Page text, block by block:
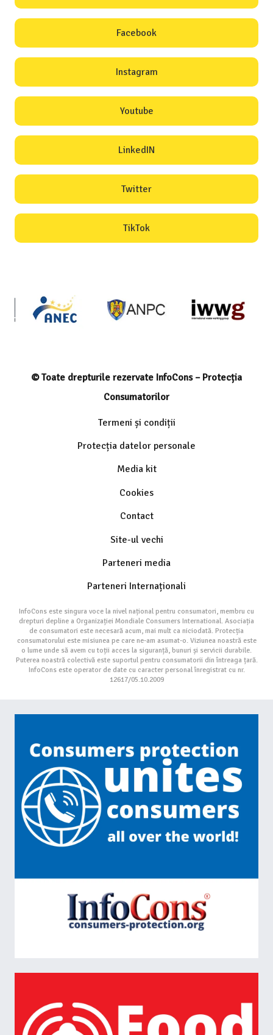
Facebook
Instagram
Youtube
LinkedIN
Twitter
TikTok
© Toate drepturile rezervate InfoCons – Protecția
Consumatorilor
Termeni și condiții
Protecția datelor personale
Media kit
Cookies
Contact
Site-ul vechi
Parteneri media
Parteneri Internaționali
InfoCons este singura voce la nivel național pentru consumatori, membru cu
drepturi depline a Organizației Mondiale Consumers International. Asociația
de consumatori este necesară acum, mai mult ca niciodată. Protecția
consumatorului este misiunea pe care ne-am asumat-o. Viziunea noastră este
o lume unde să avem cu toții acces la siguranță, bunuri și servicii durabile.
Puterea noastră colectivă este suportul pentru consumatorii din întreaga țară.
InfoCons este operator de date cu caracter personal înregistrat cu nr.
12617/05.10.2009